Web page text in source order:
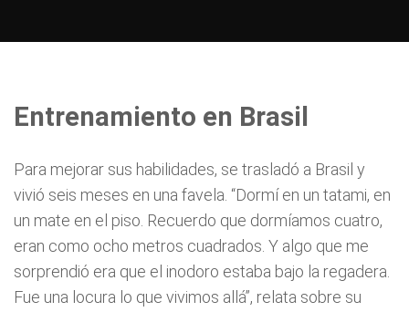
Entrenamiento en Brasil
Para mejorar sus habilidades, se trasladó a Brasil y
vivió seis meses en una favela. “Dormí en un tatami, en
un mate en el piso. Recuerdo que dormíamos cuatro,
eran como ocho metros cuadrados. Y algo que me
sorprendió era que el inodoro estaba bajo la regadera.
Fue una locura lo que vivimos allá”, relata sobre su